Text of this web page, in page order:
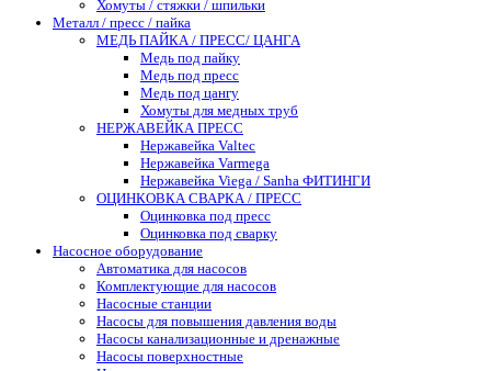
Хомуты / стяжки / шпильки
Металл / пресс / пайка
МЕДЬ ПАЙКА / ПРЕСС/ ЦАНГА
Медь под пайку
Медь под пресс
Медь под цангу
Хомуты для медных труб
НЕРЖАВЕЙКА ПРЕСС
Нержавейка Valtec
Нержавейка Varmega
Нержавейка Viega / Sanha ФИТИНГИ
ОЦИНКОВКА СВАРКА / ПРЕСС
Оцинковка под пресс
Оцинковка под сварку
Насосное оборудование
Автоматика для насосов
Комплектующие для насосов
Насосные станции
Насосы для повышения давления воды
Насосы канализационные и дренажные
Насосы поверхностные